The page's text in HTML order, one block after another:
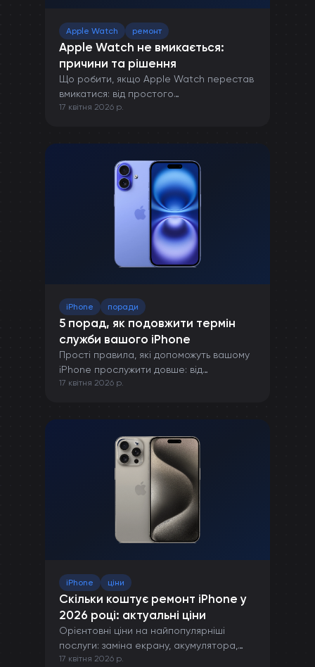
Apple Watch ремонт
Apple Watch не вмикається:
причини та рішення
Що робити, якщо Apple Watch перестав
вмикатися: від простого
перезавантаження до ремонту в сервісі.
17 квітня 2026 р.
iPhone поради
5 порад, як подовжити термін
служби вашого iPhone
Прості правила, які допоможуть вашому
iPhone прослужити довше: від
правильної зарядки до захисту від
17 квітня 2026 р.
iPhone ціни
Скільки коштує ремонт iPhone у
2026 році: актуальні ціни
Орієнтовні ціни на найпопулярніші
послуги: заміна екрану, акумулятора,
камери та інших компонентів iPhone.
17 квітня 2026 р.